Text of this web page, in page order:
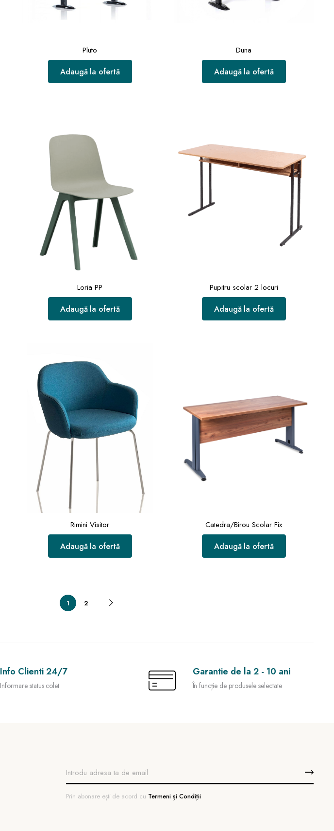
Pluto
Adaugă la ofertă
Duna
Adaugă la ofertă
Loria PP
Adaugă la ofertă
Pupitru scolar 2 locuri
Adaugă la ofertă
Rimini Visitor
Adaugă la ofertă
Catedra/Birou Scolar Fix
Adaugă la ofertă
1 2
Info Clienti 24/7
Informare status colet
Garantie de la 2 - 10 ani
În funcție de produsele selectate
Prin abonare ești de acord cu Termeni și Condiții